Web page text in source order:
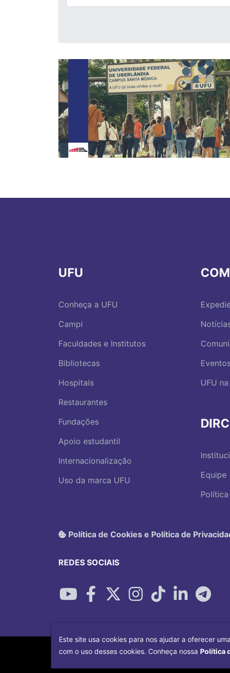
UFU
Conheça a UFU
Campi
Faculdades e Institutos
Bibliotecas
Hospitais
Restaurantes
Fundações
Apoio estudantil
Internacionalização
Uso da marca UFU
UFU
Equipe
Política de Cookies e Política de
REDES SOCIAIS
Desenvolvido por
Este site usa cookies para nos ajudar a oferecer
com o uso desses cookies. Conheça nossa Política